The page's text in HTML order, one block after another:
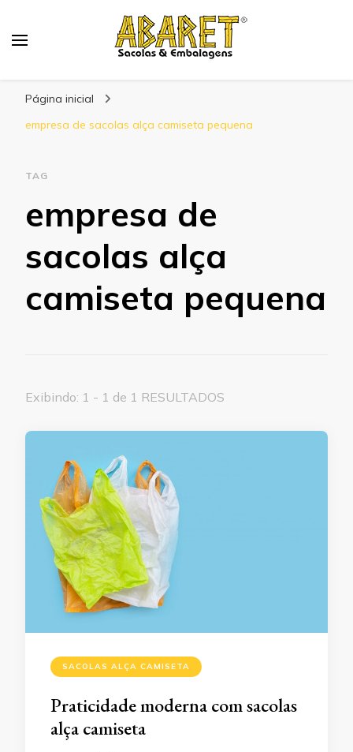
Página inicial
empresa de sacolas alça camiseta pequena
TAG
empresa de
sacolas alça
camiseta pequena
Exibindo: 1 - 1 de 1 RESULTADOS
SACOLAS ALÇA CAMISETA
Praticidade moderna com sacolas
alça camiseta